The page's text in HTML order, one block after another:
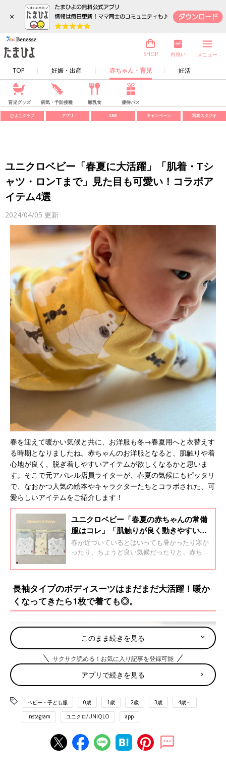
×
TOP 妊娠・出産 赤ちゃん・育児 妊活
SHOP 内祝い メニュー
育児グッズ 病気・予防接種 離乳食 優待パス
ひよこクラブ アプリ SNS キャンペーン 写真スタジオ
ユニクロベビー「春夏に大活躍」「肌着・Tシ
ャツ・ロンTまで」見た目も可愛い！コラボア
イテム4選
2024/04/05 更新
春を迎えて暖かい気候と共に、お洋服も冬→春夏用へと衣替えす
る時期となりましたね。赤ちゃんのお洋服となると、肌触りや着
心地が良く、脱ぎ着しやすいアイテムが欲しくなるかと思いま
す。そこで元アパレル店員ライターが、春夏の気候にもピッタリ
で、なおかつ人気の絵本やキャラクターたちとコラボされた、可
愛らしいアイテムをご紹介します！
ユニクロベビー「春夏の赤ちゃんの常備
服はコレ」「肌触りが良く動きやすい」
買うべき★ボディスーツ・インナー4選
春が近づいているとはいっても暑かったり寒か
ったり、ちょうど良い気候だったりと、赤ちゃ
ーはどんなものを着せたらいいか、重ね着の仕
ーが、春夏の赤ちゃんが快適に過ごせる「ボデ
ィスーツ」「インナー」の選び方をご紹介しま
す！
長袖タイプのボディスーツはまだまだ大活躍！暖か
くなってきたら1枚で着ても◎。
このまま続きを見る
サクサク読める！お気に入り記事を登録可能
アプリで続きを見る
ベビー・子ども服 0歳 1歳 2歳 3歳 4歳～
Instagram ユニクロ/UNIQLO app